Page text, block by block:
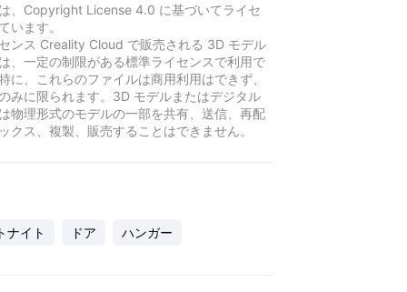
、Copyright License 4.0 に基づいてライセ
います。
ンス Creality Cloud で販売される 3D モデル
、一定の制限がある標準ライセンスで利用で
に、これらのファイルは商用利用はできず、
みに限られます。3D モデルまたはデジタル
物理形式のモデルの一部を共有、送信、再配
クス、複製、販売することはできません。
ナイト ドア ハンガー